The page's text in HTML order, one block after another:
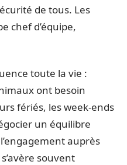
de tous. Les
chef d’équipe,
toute la vie :
ont besoin
fériés, les week-ends
un équilibre
auprès
souvent